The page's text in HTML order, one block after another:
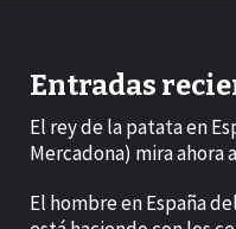
Entradas
El rey de la patata en
Mercadona) mira ahora
El hombre en España